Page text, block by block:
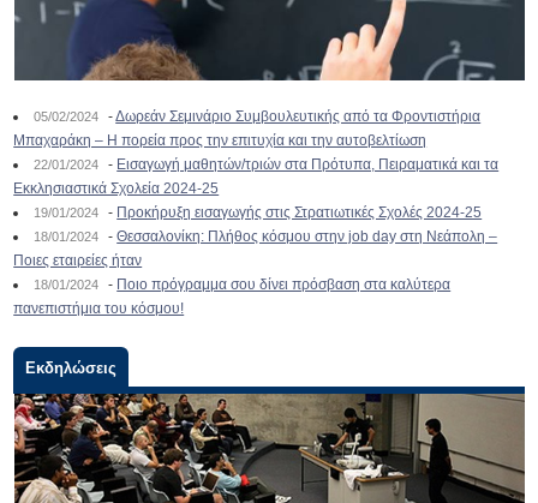
05/02/2024 -Δωρεάν Σεμινάριο Συμβουλευτικής από τα Φροντιστήρια
Μπαχαράκη – Η πορεία προς την επιτυχία και την αυτοβελτίωση
22/01/2024 - Εισαγωγή μαθητών/τριών στα Πρότυπα, Πειραματικά και τα
Εκκλησιαστικά Σχολεία 2024-25
19/01/2024 - Προκήρυξη εισαγωγής στις Στρατιωτικές Σχολές 2024-25
18/01/2024 -Θεσσαλονίκη: Πλήθος κόσμου στην job day στη Νεάπολη –
Ποιες εταιρείες ήταν
18/01/2024 - Ποιο πρόγραμμα σου δίνει πρόσβαση στα καλύτερα
πανεπιστήμια του κόσμου!
Εκδηλώσεις